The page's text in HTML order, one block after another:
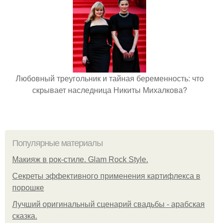
Любовный треугольник и тайная беременность: что
скрывает наследница Никиты Михалкова?
Популярные материалы
Макияж в рок-стиле. Glam Rock Style.
Секреты эффективного применения картифлекса в
порошке
Лучший оригинальный сценарий свадьбы - арабская
сказка.